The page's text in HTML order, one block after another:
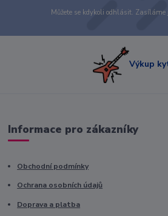
Můžete se kdykoli odhlásit. Zasíláme
Výkup
Informace pro zákazníky
Obchodní podmínky
Ochrana osobních údajů
Doprava a platba